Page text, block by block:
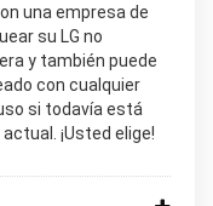
una empresa de
su LG no
y también puede
con cualquier
si todavía está
¡Usted elige!